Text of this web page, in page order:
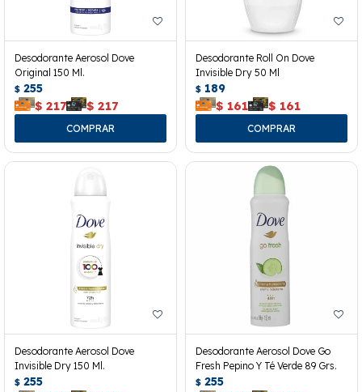
Desodorante Aerosol Dove
Original 150 Ml.
$ 255
$ 217 $ 217
Desodorante Roll On Dove
Invisible Dry 50 Ml
$ 189
$ 161 $ 161
Desodorante Aerosol Dove
Invisible Dry 150 Ml.
$ 255
Desodorante Aerosol Dove Go
Fresh Pepino Y Té Verde 89 Grs.
$ 255